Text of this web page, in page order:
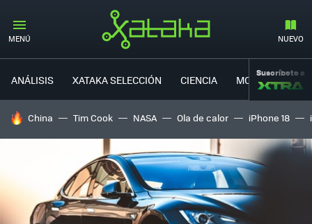
MENÚ NUEVO
ANÁLISIS XATAKA SELECCIÓN CIENCIA MOVILIDAD
Suscríbete a
HOY SE HABLA DE
China Tim Cook NASA Ola de calor iPhone 18